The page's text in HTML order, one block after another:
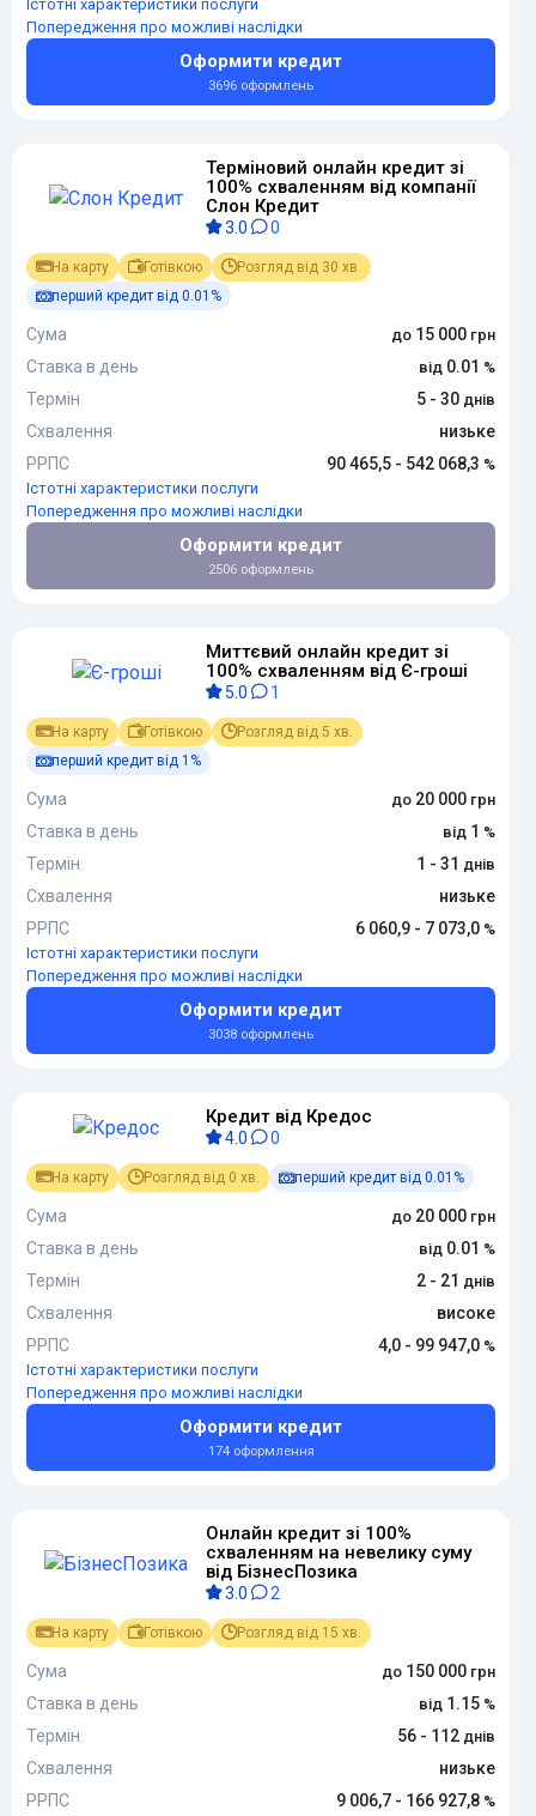
Істотні характеристики послуги
Попередження про можливі наслідки
Оформити кредит
3696 оформлень
Терміновий онлайн кредит зі
100% схваленням від компанії
Слон Кредит
3.0 0
На карту Готівкою
Розгляд від 30 хв.
перший кредит від 0.01%
Сума
15 000
Ставка в день
0.01
Термін
5 - 30
Схвалення
низьке
РРПС
90 465,5 - 542 068,3
Істотні характеристики послуги
Попередження про можливі наслідки
Оформити кредит
2506 оформлень
Миттєвий онлайн кредит зі
100% схваленням від Є-гроші
5.0 1
На карту Готівкою
Розгляд від 5 хв.
перший кредит від 1%
Сума
20 000
Ставка в день
1
Термін
1 - 31
Схвалення
низьке
РРПС
6 060,9 - 7 073,0
Істотні характеристики послуги
Попередження про можливі наслідки
Оформити кредит
3038 оформлень
Кредит від Кредос
4.0 0
На карту Розгляд від 0 хв. перший кредит від 0.01%
Сума
20 000
Ставка в день
0.01
Термін
2 - 21
Схвалення
високе
РРПС
4,0 - 99 947,0
Істотні характеристики послуги
Попередження про можливі наслідки
Оформити кредит
174 оформлення
Онлайн кредит зі 100%
схваленням на невелику суму
від БізнесПозика
3.0 2
На карту Готівкою Розгляд від 15 хв.
Сума
150 000
Ставка в день
1.15
Термін
56 - 112
Схвалення
низьке
РРПС
9 006,7 - 166 927,8